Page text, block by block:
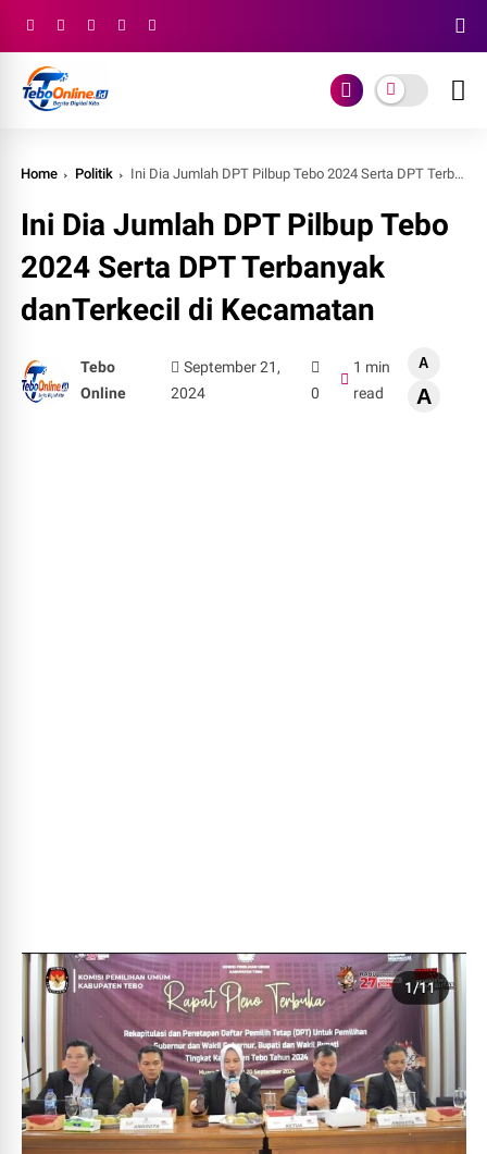
Home Politik Ini Dia Jumlah DPT Pilbup Tebo 2024 Serta DPT Terbanyak danTerkecil di Kecamatan
Ini Dia Jumlah DPT Pilbup Tebo
2024 Serta DPT Terbanyak
danTerkecil di Kecamatan
Tebo
Online
September 21,
2024
0
1 min
read
A
A